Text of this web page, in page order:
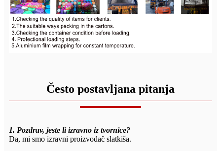
Često postavljana pitanja
1. Pozdrav, jeste li izravno iz tvornice?
Da, mi smo izravni proizvođač slatkiša.